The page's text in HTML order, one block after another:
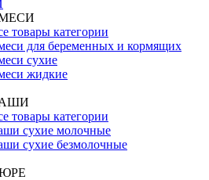
товары категории
для беременных и кормящих
сухие
жидкие
товары категории
сухие молочные
сухие безмолочные